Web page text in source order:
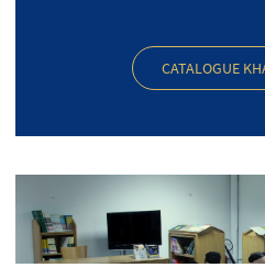
CATALOGUE